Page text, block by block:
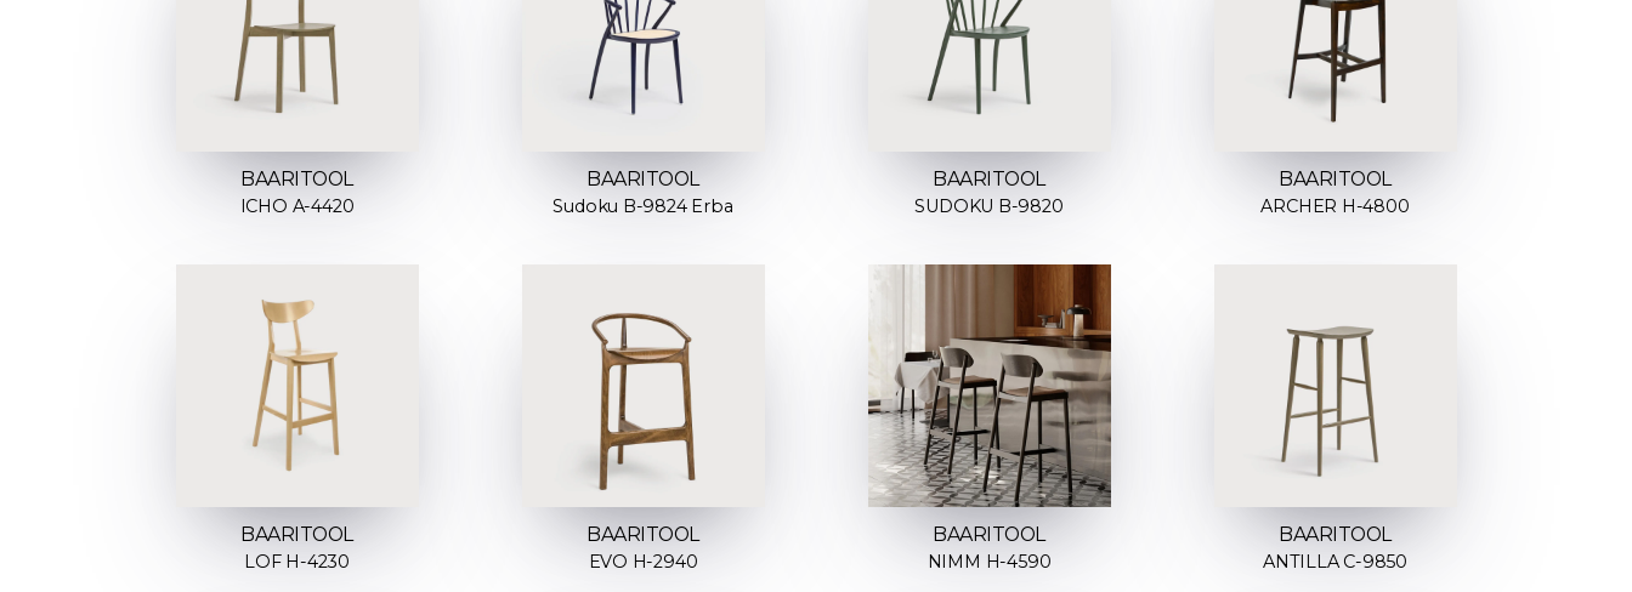
BAARITOOL
ICHO A-4420
BAARITOOL
Sudoku B-9824 Erba
BAARITOOL
SUDOKU B-9820
BAARITOOL
ARCHER H-4800
BAARITOOL
LOF H-4230
BAARITOOL
EVO H-2940
BAARITOOL
NIMM H-4590
BAARITOOL
ANTILLA C-9850